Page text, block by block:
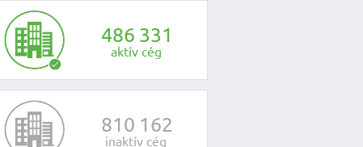
fel velünk a kapcsolatot az alábbi
486 331
aktív cég
810 162
inaktív cég